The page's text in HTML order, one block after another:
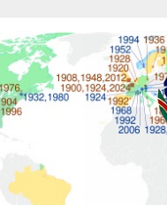
content